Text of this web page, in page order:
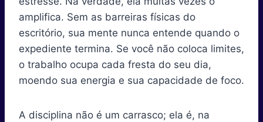
amplifica. Sem as barreiras físicas do
escritório, sua mente nunca entende quando o
expediente termina. Se você não coloca limites,
o trabalho ocupa cada fresta do seu dia,
moendo sua energia e sua capacidade de foco.
A disciplina não é um carrasco; ela é, na